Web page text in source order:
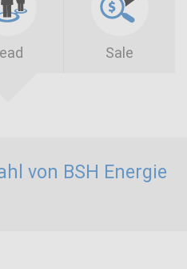
Sale
von BSH Energie